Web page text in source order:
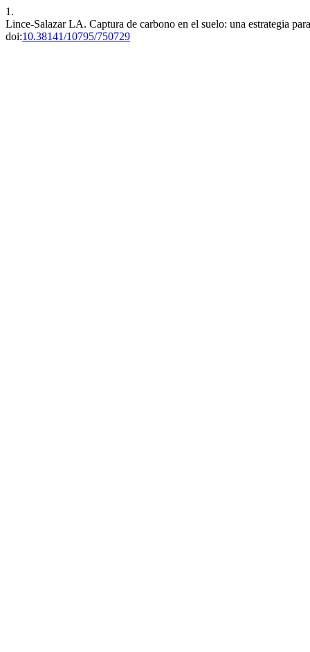
1.
Lince-Salazar LA. Captura de carbono en el suelo: una estrategia
doi:10.38141/10795/750729